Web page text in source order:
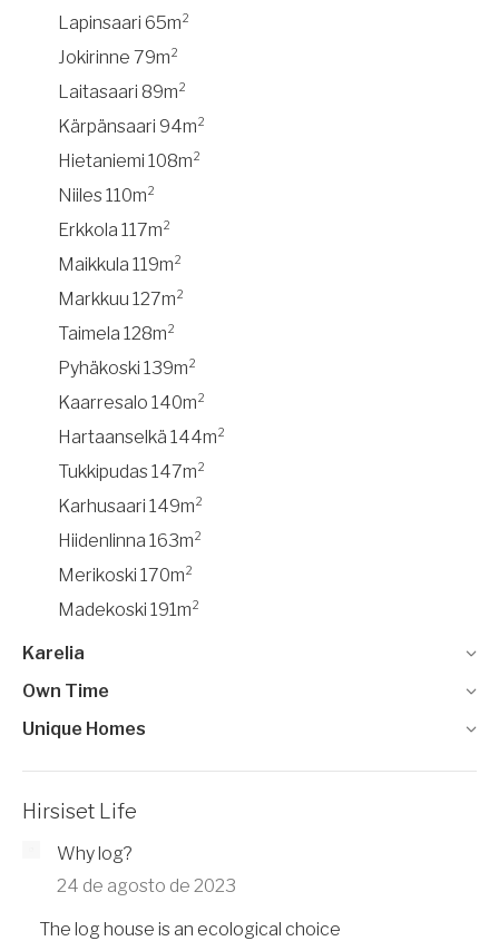
Lapinsaari 65m²
Jokirinne 79m²
Laitasaari 89m²
Kärpänsaari 94m²
Hietaniemi 108m²
Niiles 110m²
Erkkola 117m²
Maikkula 119m²
Markkuu 127m²
Taimela 128m²
Pyhäkoski 139m²
Kaarresalo 140m²
Hartaanselkä 144m²
Tukkipudas 147m²
Karhusaari 149m²
Hiidenlinna 163m²
Merikoski 170m²
Madekoski 191m²
Karelia
Own Time
Unique Homes
Hirsiset Life
Why log?
24 de agosto de 2023
The log house is an ecological choice